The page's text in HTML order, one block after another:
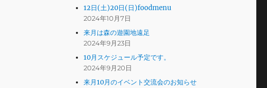
12日(土)20日(日)foodmenu
2024年10月7日
来月は森の遊園地遠足
2024年9月23日
10月スケジュール予定です。
2024年9月20日
来月10月のイベント交流会のお知らせ